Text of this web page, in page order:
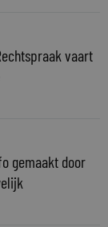
vaart
gemaakt door